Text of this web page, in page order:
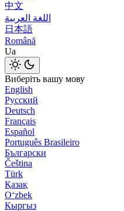
中文
اللغة العربية
日本語
Română
Ua
Виберіть вашу мову
English
Русский
Deutsch
Français
Español
Português Brasileiro
Български
Čeština
Türk
Қазақ
Оʻzbek
Кыргыз